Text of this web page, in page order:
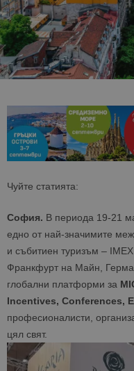
Чуйте статията:
София. В периода 19-21
едно от най-значимите
и събитиен туризъм –
Франкфурт на Майн,
глобални платформи за
Incentives, Conferences,
професионалисти,
цял свят.